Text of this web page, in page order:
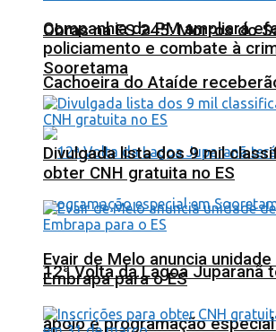
Obras na ES 245: Morros do
Cachoeira do Ataíde
12ª Volta da Lagoa Juparanã
apoio e programação
Companhia da PM ampliará
policiamento e combate à
Sooretama
Divulgada lista dos 9 mil
obter CNH gratuita no ES
Evair de Melo anuncia
Embrapa para o ES